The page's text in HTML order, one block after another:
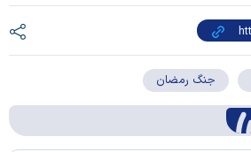
جنگ رمضان